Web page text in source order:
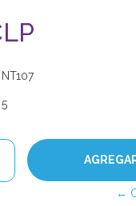
NT107
5
←